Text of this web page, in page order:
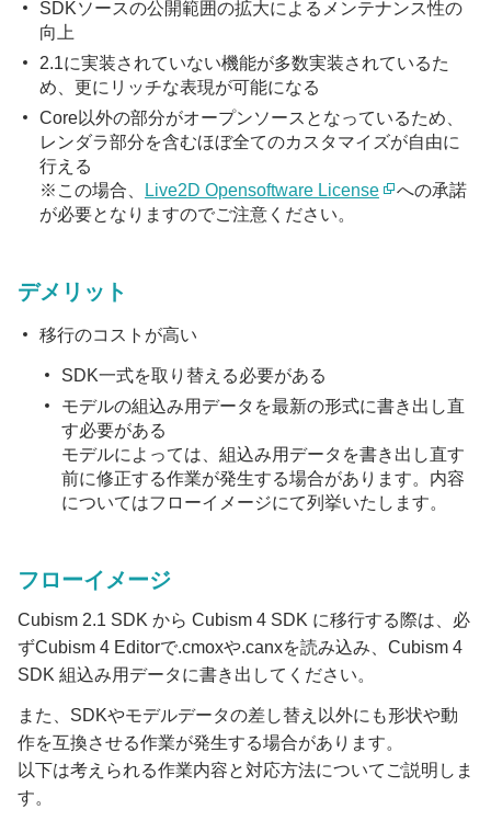
SDKソースの公開範囲の拡大によるメンテナンス性の
向上
2.1に実装されていない機能が多数実装されているた
め、更にリッチな表現が可能になる
Core以外の部分がオープンソースとなっているため、
レンダラ部分を含むほぼ全てのカスタマイズが自由に
行える
※この場合、
Live2D Opensoftware License
への承諾
が必要となりますのでご注意ください。
デメリット
移行のコストが高い
SDK一式を取り替える必要がある
モデルの組込み用データを最新の形式に書き出し直
す必要がある
モデルによっては、組込み用データを書き出し直す
前に修正する作業が発生する場合があります。内容
についてはフローイメージにて列挙いたします。
フローイメージ
Cubism 2.1 SDK から Cubism 4 SDK に移行する際は、必
ずCubism 4 Editorで.cmoxや.canxを読み込み、Cubism 4
SDK 組込み用データに書き出してください。
また、SDKやモデルデータの差し替え以外にも形状や動
作を互換させる作業が発生する場合があります。
以下は考えられる作業内容と対応方法についてご説明しま
す。